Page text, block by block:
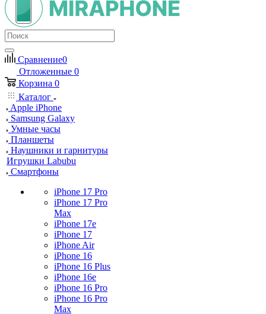
Сравнение0
Отложенные 0
Корзина 0
Каталог
Apple iPhone
Samsung Galaxy
Умные часы
Планшеты
Наушники и гарнитуры
Игрушки Labubu
Смартфоны
iPhone 17 Pro
iPhone 17 Pro
Max
iPhone 17e
iPhone 17
iPhone Air
iPhone 16
iPhone 16 Plus
iPhone 16e
iPhone 16 Pro
iPhone 16 Pro
Max